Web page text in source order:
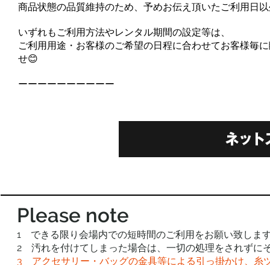
商品状態の品質維持のため、予めお伝え頂いたご利用日
いずれもご利用方法やレンタル期間の設定等は、
ご利用用途・お客様のご希望の日程に合わせてお客様毎
せ😊
ーーーーーーーーーー
Please note
1 できる限り会場内での短時間のご利用をお願い致しま
2 汚れを付けてしまった場合は、一切の処理をされずに
3 アクセサリー・バッグの金具等による引っ掛かけ、糸